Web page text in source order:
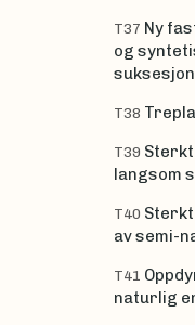
T37 Ny
og
suksesjon
T38
T39
langsom
T40
av semi-
T41
naturlig